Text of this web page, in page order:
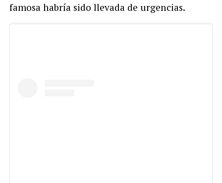
famosa habría sido llevada de urgencias.